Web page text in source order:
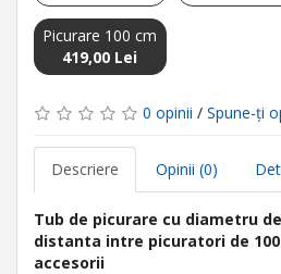
Picurare 100 cm
419,00 Lei
0 opinii / Spune-ţi
Descriere Opinii (0)
Tub de picurare cu diametru
distanta intre picuratori de 100
accesorii